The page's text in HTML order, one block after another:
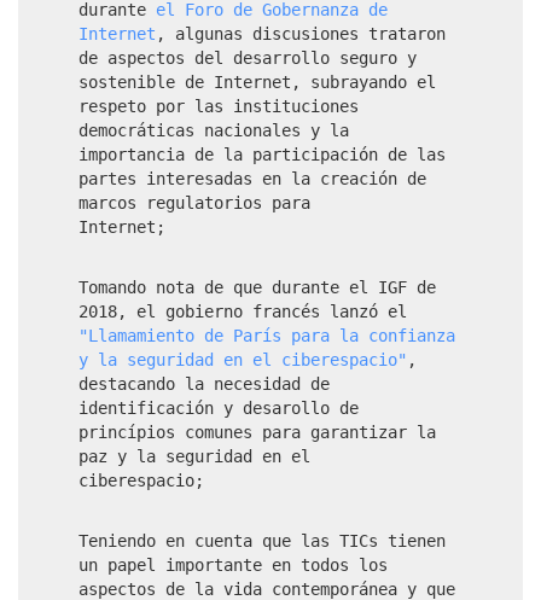
durante el Foro de Gobernanza de
Internet , algunas discusiones trataron
de aspectos del desarrollo seguro y
sostenible de Internet, subrayando el
respeto por las instituciones
democráticas nacionales y la
importancia de la participación de las
partes interesadas en la creación de
marcos regulatorios para
Internet;
Tomando nota de que durante el IGF de
2018, el gobierno francés lanzó el
"Llamamiento de París para la confianza
y la seguridad en el ciberespacio" ,
destacando la necesidad de
identificación y desarollo de
princípios comunes para garantizar la
paz y la seguridad en el
ciberespacio;
Teniendo en cuenta que las TICs tienen
un papel importante en todos los
aspectos de la vida contemporánea y que